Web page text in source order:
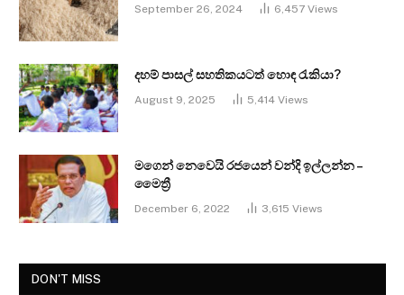
September 26, 2024 6,457 Views
දහම් පාසල් සහතිකයටත් හොඳ රැකියා?
August 9, 2025 5,414 Views
මගෙන් නෙවෙයි රජයෙන් වන්දි ඉල්ලන්න –
මෛත්‍රී
December 6, 2022 3,615 Views
DON'T MISS